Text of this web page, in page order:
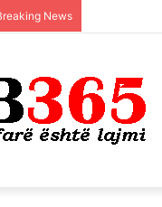
News